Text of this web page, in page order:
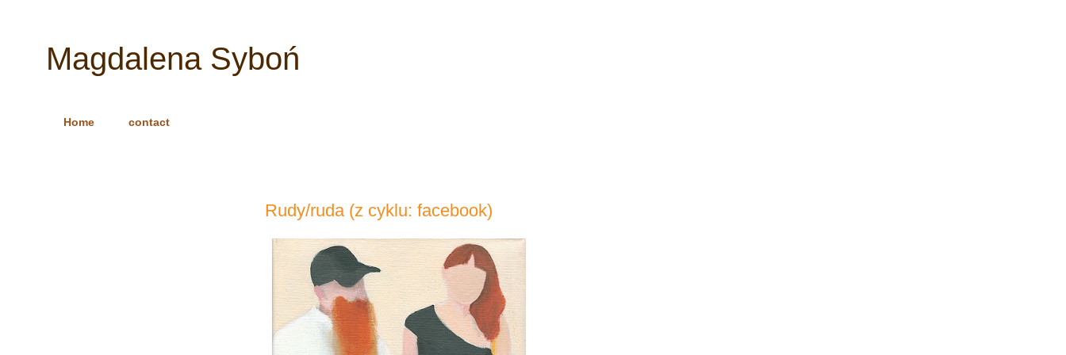
Magdalena Syboń
Home contact
Rudy/ruda (z cyklu: facebook)